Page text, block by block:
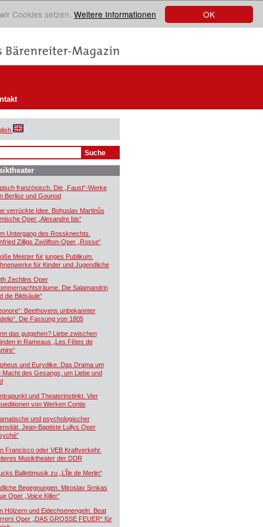
OK
Cookies setzen. Weitere Informationen
französisch. Die „Faust“-Werke
Berlioz und Gounod
verrückte Idee. Bohuslav Martinůs
Oper „Alexandre bis“
Untergang des Rossknechts.
Zilligs Zwölfton-Oper „Rosse“
Meister für junges Publikum.
für Kinder und Jugendliche
Zechlins Oper
Die Salamandrin
die Bildsäule“
Beethovens unbekannter
Die Fassung von 1805
das gutgehen? Liebe zwischen
in Rameaus „Les Fêtes de
und Eurydike. Das Drama um
Macht des Gesangs, um Liebe und
und Theaterinstinkt. Vier
von Werken Contis
und psychologischer
Jean-Baptiste Lullys Oper
Francisco oder VEB Kraftverkehr.
Musiktheater der DDR
Ballettmusik zu „L’Île de Merlin“
Begegnungen. Miroslav Srnkas
Oper „Voice Killer“
Hölzern und Eidechsenengeln. Beat
Oper „DAS GROSSE FEUER“ für